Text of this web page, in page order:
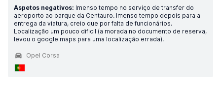
Aspetos negativos: Imenso tempo no serviço de transfer do
aeroporto ao parque da Centauro. Imenso tempo depois para a
entrega da viatura, creio que por falta de funcionários.
Localização um pouco dificil (a morada no documento de reserva,
levou o google maps para uma localização errada).
Opel Corsa